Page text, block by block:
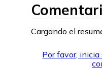
Cargando el
Por favor,